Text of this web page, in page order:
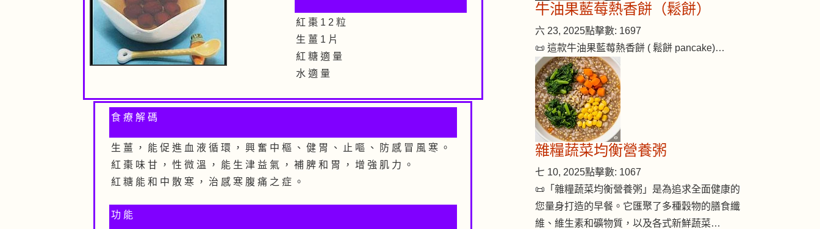
紅 棗 1 2 粒
生 薑 1 片
紅 糖 適 量
水 適 量
食 療 解 碼
生 薑 ， 能 促 進 血 液 循 環 ， 興 奮 中 樞 、 健 胃 、 止 嘔 、 防 感 冒 風 寒 。
紅 棗 味 甘 ， 性 微 溫 ， 能 生 津 益 氣 ， 補 脾 和 胃 ， 增 強 肌 力 。
紅 糖 能 和 中 散 寒 ， 治 感 寒 腹 痛 之 症 。
功 能
牛油果藍莓熱香餅（鬆餅）
六 23, 2025點擊數: 1697
📜 這款牛油果藍莓熱香餅 ( 鬆餅 pancake)…
雜糧蔬菜均衡營養粥
七 10, 2025點擊數: 1067
📜「雜糧蔬菜均衡營養粥」是為追求全面健康的
您量身打造的早餐。它匯聚了多種穀物的膳食纖
維、維生素和礦物質，以及各式新鮮蔬菜…